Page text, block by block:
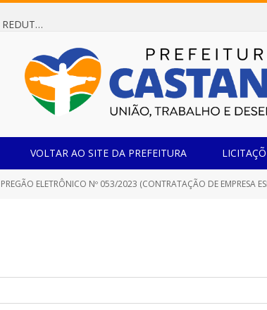
Dispensa de Licitação 078/2026 (AQUISIÇÃO DE AGENTE REDUTOR LÍQUIDO AUTOMOTIVO – ARLA 32, PARA ATENDER A FROTA OFICIAL DE VEÍCULOS DA SECRETARIA MUNICIPAL DE EDUCAÇÃO DO MUNICÍPIO DE CASTANHAL/PA)
VOLTAR AO SITE DA PREFEITURA
PREGÃO ELETRÔNICO Nº 053/2023 (CONTRATAÇÃO DE EMPRESA